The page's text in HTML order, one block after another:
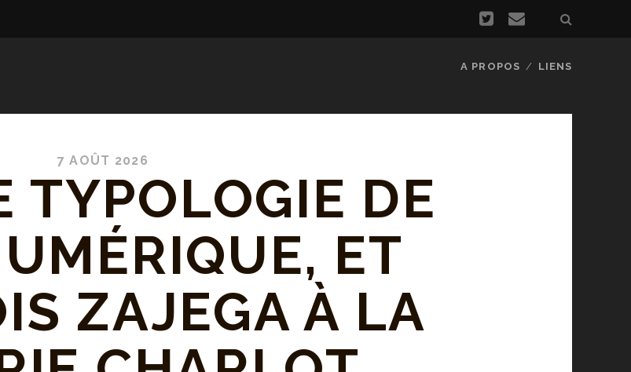
A PROPOS LIENS
7 AOÛT 2026
TYPOLOGIE DE
ET
ZAJEGA À LA